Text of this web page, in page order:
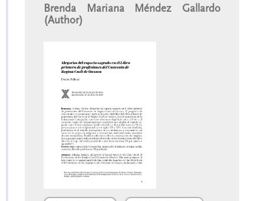
Brenda Mariana Méndez Gallardo
(Author)